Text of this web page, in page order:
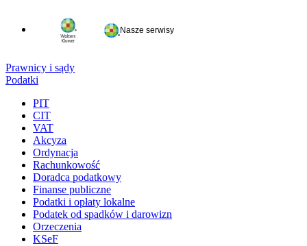
Nasze serwisy
Prawnicy i sądy
Podatki
PIT
CIT
VAT
Akcyza
Ordynacja
Rachunkowość
Doradca podatkowy
Finanse publiczne
Podatki i opłaty lokalne
Podatek od spadków i darowizn
Orzeczenia
KSeF